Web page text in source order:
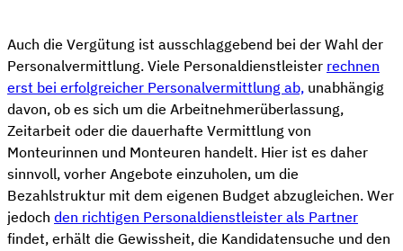
Auch die Vergütung ist ausschlaggebend bei der Wahl der
Personalvermittlung. Viele Personaldienstleister rechnen
erst bei erfolgreicher Personalvermittlung ab, unabhängig
davon, ob es sich um die Arbeitnehmerüberlassung,
Zeitarbeit oder die dauerhafte Vermittlung von
Monteurinnen und Monteuren handelt. Hier ist es daher
sinnvoll, vorher Angebote einzuholen, um die
Bezahlstruktur mit dem eigenen Budget abzugleichen. Wer
jedoch den richtigen Personaldienstleister als Partner
findet, erhält die Gewissheit, die Kandidatensuche und den